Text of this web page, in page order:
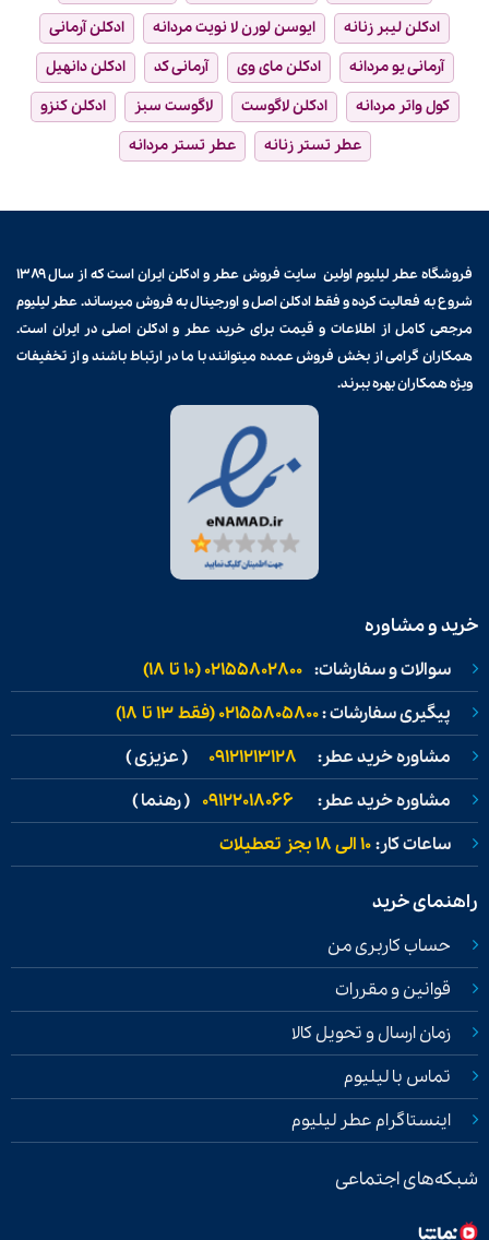
ادکلن لیبر زنانه
ایوسن لورن لا نویت مردانه
ادکلن آرمانی
آرمانی یو مردانه
ادکلن مای وی آرمانی کد
ادکلن دانهیل
کول واتر مردانه
ادکلن لاگوست لاگوست سبز
ادکلن کنزو
عطر تستر زنانه
عطر تستر مردانه
فروشگاه عطر لیلیوم اولین سایت فروشعطر و ادکلن
ایران است که از سال ۱۳۸۹
شروع به فعالیت کرده و فقط ادکلن اصل و اورجینال به فروش میرساند. عطر لیلیوم
مرجعی کامل از اطلاعات و قیمت برایخرید عطر و ادکلن اصلی در ایران است.
همکاران گرامی از بخش فروش عمده میتوانند با ما در ارتباط باشند و از تخفیفات
ویژه همکاران بهره ببرند.
خرید و مشاوره
سوالات و سفارشات: 02155802800 (۱۰ تا ۱۸)
پیگیری سفارشات :02155805800 (فقط ۱۳ تا ۱۸)
مشاوره خرید عطر: 09121213128 ( عزیزی )
مشاوره خرید عطر: 09122018066 ( رهنما )
ساعات کار:۱۰ الی ۱۸ بجز تعطیلات
راهنمای خرید
حساب کاربری من
قوانین و مقررات
زمان ارسال و تحویل کالا
تماس با لیلیوم
اینستاگرام عطر لیلیوم
شبکه‌های اجتماعی